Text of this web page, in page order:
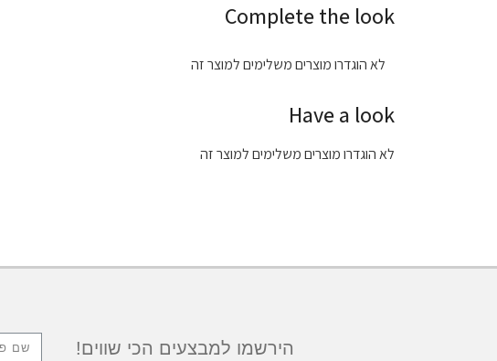
Complete the look
לא הוגדרו מוצרים משלימים למוצר זה
Have a look
לא הוגדרו מוצרים משלימים למוצר זה
הירשמו למבצעים הכי שווים!